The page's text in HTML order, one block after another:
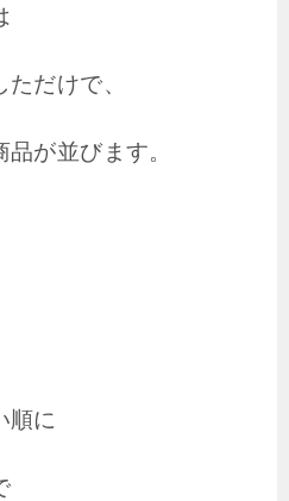
だけで、
が並びます。
順に